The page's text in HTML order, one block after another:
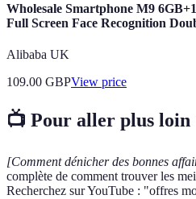
Wholesale Smartphone M9
Full Screen Face Recognition
Alibaba UK
109.00 GBPView price
📺 Pour aller plus loin
[Comment dénicher des bonnes
complète de comment trouver les
Recherchez sur YouTube : "offres